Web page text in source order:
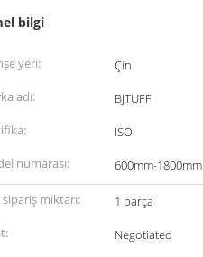
bilgi
yeri:
Çin
adı:
BJTUFF
ISO
numarası:
600mm-1800mm
miktarı:
1 parça
Negotiated